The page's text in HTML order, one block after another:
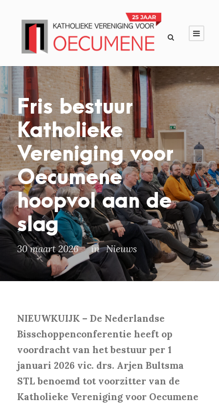
Fris bestuur
Katholieke
Vereniging voor
Oecumene
hoopvol aan de
slag
30 maart 2026 in Nieuws
NIEUWKUIJK – De Nederlandse
Bisschoppenconferentie heeft op
voordracht van het bestuur per 1
januari 2026 vic. drs. Arjen Bultsma
STL benoemd tot voorzitter van de
Katholieke Vereniging voor Oecumene